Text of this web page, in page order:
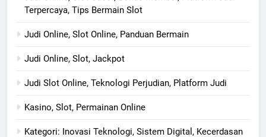
Terpercaya, Tips Bermain Slot
Judi Online, Slot Online, Panduan Bermain
Judi Online, Slot, Jackpot
Judi Slot Online, Teknologi Perjudian, Platform Judi
Kasino, Slot, Permainan Online
Kategori: Inovasi Teknologi, Sistem Digital, Kecerdasan